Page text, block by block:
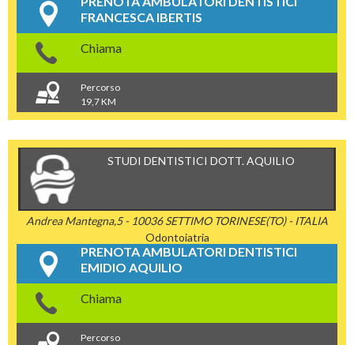
FRANCESCA IBERTIS
Chiama
Percorso
19,7 KM
STUDI DENTISTICI DOTT. AQUILIO
Andrea Mantegna,5 - 10036 SETTIMO TORINESE(TO) - ITALIA
Odontoiatria
PRENOTA AMBULATORI DENTISTICI
EMIDIO AQUILIO
Chiama
Percorso